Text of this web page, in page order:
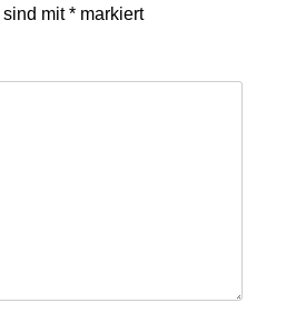
sind mit* markiert